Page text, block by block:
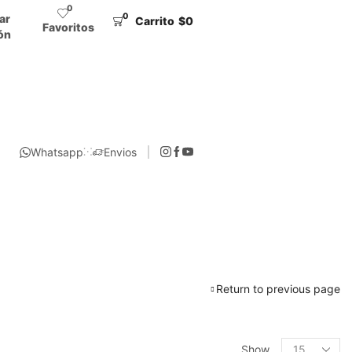
0
Favoritos
0 Carrito $0
Whatsapp Envios
Return to previous page
Show